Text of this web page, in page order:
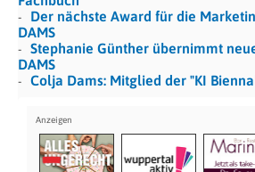
Der nächste Award für die
DAMS
Stephanie Günther übernimmt
DAMS
Colja Dams: Mitglied der "KI